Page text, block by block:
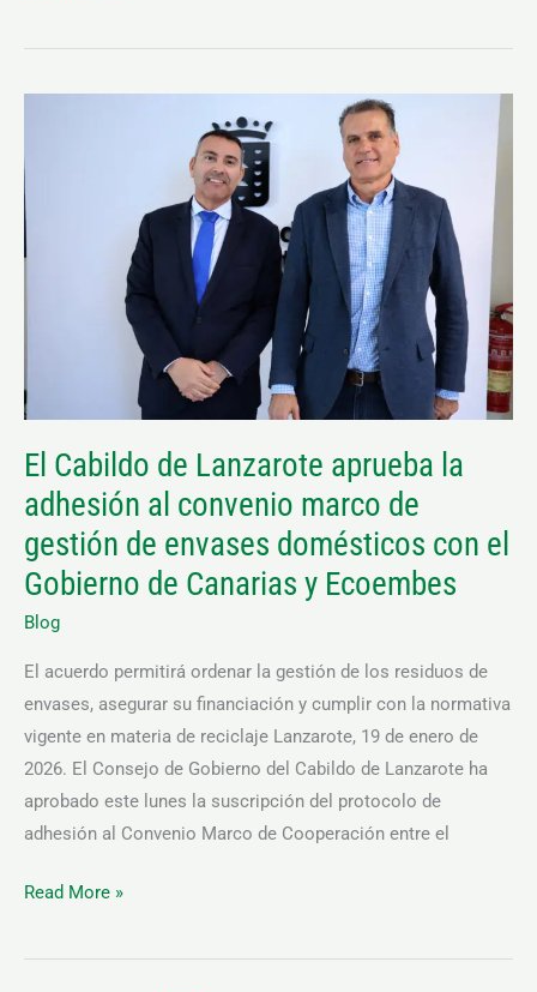
El Cabildo de Lanzarote aprueba la
adhesión al convenio marco de
gestión de envases domésticos con el
Gobierno de Canarias y Ecoembes
Blog
El acuerdo permitirá ordenar la gestión de los residuos de
envases, asegurar su financiación y cumplir con la normativa
vigente en materia de reciclaje Lanzarote, 19 de enero de
2026. El Consejo de Gobierno del Cabildo de Lanzarote ha
aprobado este lunes la suscripción del protocolo de
adhesión al Convenio Marco de Cooperación entre el
de
Lanzarote
aprueba
marco
gestión
de
envases
domésticos
con
el
Gobierno
Ecoembes
Read More »